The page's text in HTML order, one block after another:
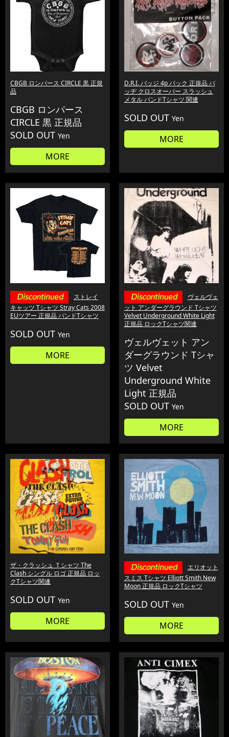
CBGB ロンパース CIRCLE 黒 正規
品
CBGB ロンパース
CIRCLE 黒 正規品
SOLD OUT Yen
MORE
D.R.I. バッジ 4p パック 正規品 バ
ッヂ クロスオーバー スラッシュ
メタル バンドTシャツ 関連
SOLD OUT Yen
MORE
ストレイ
キャッツ Tシャツ Stray Cats 2008
EUツアー 正規品 バンドTシャツ
SOLD OUT Yen
MORE
ヴェルヴェ
ット アンダーグラウンド Tシャツ
Velvet Underground White Light
正規品 ロックTシャツ関連
ヴェルヴェット アン
ダーグラウンド Tシャ
ツ Velvet
Underground White
Light 正規品
SOLD OUT Yen
MORE
ザ・クラッシュ Ｔシャツ The
Clash シングル ロゴ 正規品 ロッ
クTシャツ関連
SOLD OUT Yen
MORE
エリオット
スミス Tシャツ Elliott Smith New
Moon 正規品 ロックTシャツ
SOLD OUT Yen
MORE